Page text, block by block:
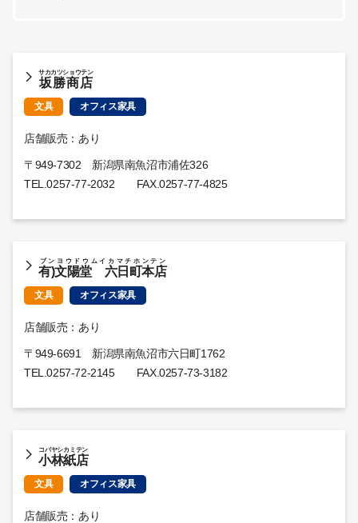
坂勝商店
サカカツショウテン
文具 オフィス家具
店舗販売：あり
〒949-7302 新潟県南魚沼市浦佐326
TEL.0257-77-2032 FAX.0257-77-4825
有)文陽堂 六日町本店
ブンヨウドウムイカマチホンテン
文具 オフィス家具
店舗販売：あり
〒949-6691 新潟県南魚沼市六日町1762
TEL.0257-72-2145FAX.0257-73-3182
小林紙店
コバヤシカミテン
文具 オフィス家具
店舗販売：あり